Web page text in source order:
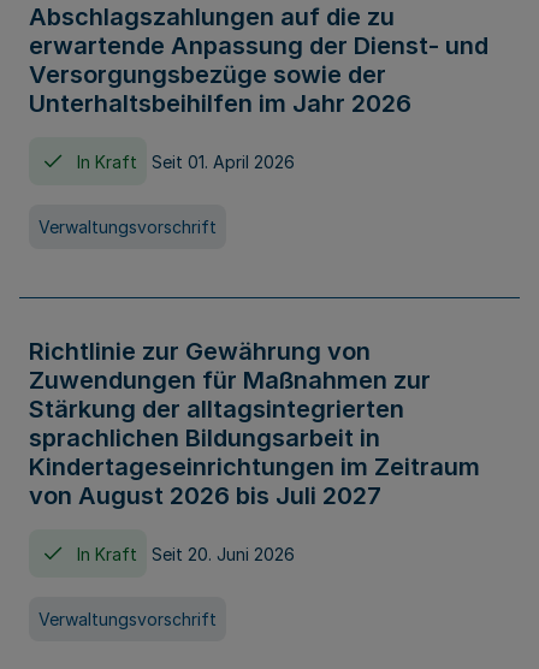
Abschlagszahlungen auf die zu
erwartende Anpassung der Dienst- und
Versorgungsbezüge sowie der
Unterhaltsbeihilfen im Jahr 2026
In Kraft Seit 01. April 2026
Verwaltungsvorschrift
Richtlinie zur Gewährung von
Zuwendungen für Maßnahmen zur
Stärkung der alltagsintegrierten
sprachlichen Bildungsarbeit in
Kindertageseinrichtungen im Zeitraum
von August 2026 bis Juli 2027
In Kraft Seit 20. Juni 2026
Verwaltungsvorschrift